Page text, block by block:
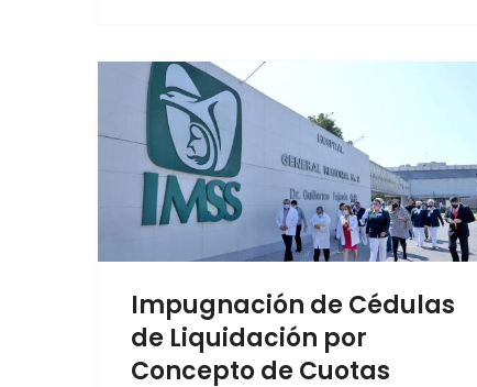
Impugnación de Cédulas
de Liquidación por
Concepto de Cuotas